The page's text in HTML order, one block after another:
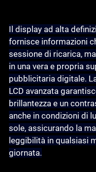
Il display ad alta
fornisce informazioni
sessione di ricarica,
in una vera e propria
pubblicitaria digitale.
LCD avanzata
brillantezza e un
anche in condizioni di
sole, assicurando la
leggibilità in qualsiasi
giornata.